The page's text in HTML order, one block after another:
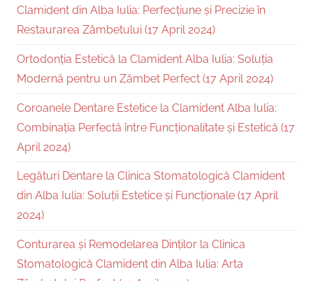
Clamident din Alba Iulia: Perfecțiune și Precizie în
Restaurarea Zâmbetului (17 April 2024)
Ortodonția Estetică la Clamident Alba Iulia: Soluția
Modernă pentru un Zâmbet Perfect (17 April 2024)
Coroanele Dentare Estetice la Clamident Alba Iulia:
Combinația Perfectă între Funcționalitate și Estetică (17
April 2024)
Legături Dentare la Clinica Stomatologică Clamident
din Alba Iulia: Soluții Estetice și Funcționale (17 April
2024)
Conturarea și Remodelarea Dinților la Clinica
Stomatologică Clamident din Alba Iulia: Arta